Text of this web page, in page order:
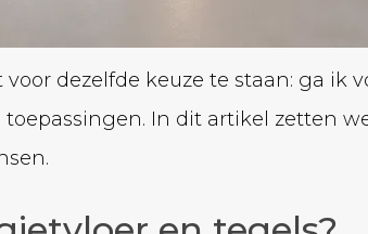
dezelfde keuze te staan: ga ik
In dit artikel zetten